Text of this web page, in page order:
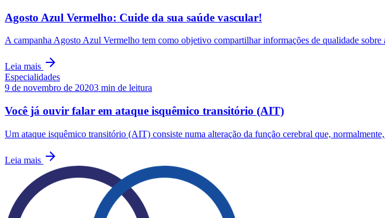
Agosto Azul Vermelho: Cuide da sua saúde vascular!
A campanha Agosto Azul Vermelho tem como objetivo compartilhar informações de qualidade
Leia mais arrow_forward
Especialidades
9 de novembro de 20203 min de leitura
Você já ouvir falar em ataque isquêmico transitório (AIT)
Um ataque isquêmico transitório (AIT) consiste numa alteração da função cerebral que,
Leia mais arrow_forward